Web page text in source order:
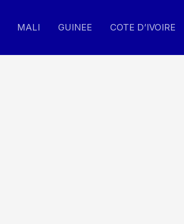
MALI GUINEE COTE D’IVOIRE